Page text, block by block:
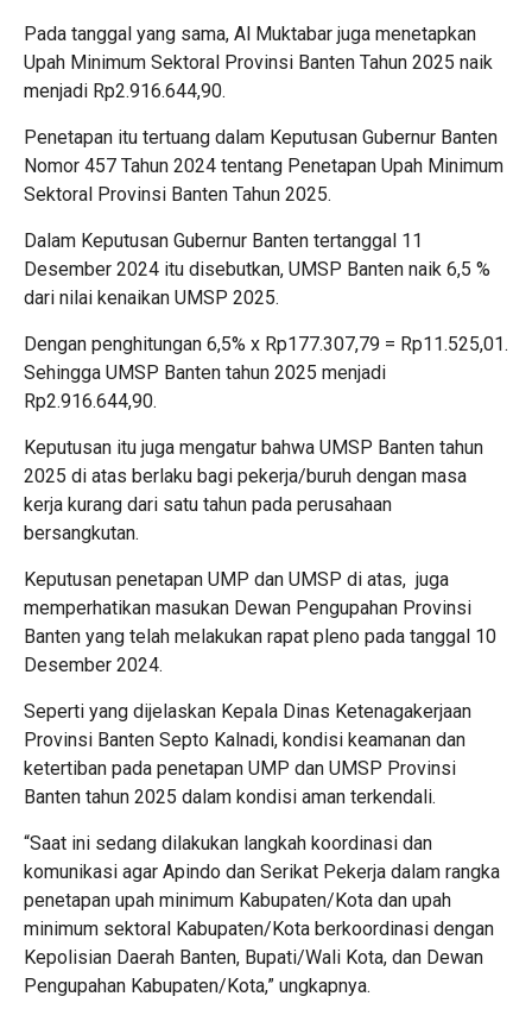
Pada tanggal yang sama, Al Muktabar juga menetapkan
Upah Minimum Sektoral Provinsi Banten Tahun 2025 naik
menjadi Rp2.916.644,90.
Penetapan itu tertuang dalam Keputusan Gubernur Banten
Nomor 457 Tahun 2024 tentang Penetapan Upah Minimum
Sektoral Provinsi Banten Tahun 2025.
Dalam Keputusan Gubernur Banten tertanggal 11
Desember 2024 itu disebutkan, UMSP Banten naik 6,5 %
dari nilai kenaikan UMSP 2025.
Dengan penghitungan 6,5% x Rp177.307,79 = Rp11.525,01.
Sehingga UMSP Banten tahun 2025 menjadi
Rp2.916.644,90.
Keputusan itu juga mengatur bahwa UMSP Banten tahun
2025 di atas berlaku bagi pekerja/buruh dengan masa
kerja kurang dari satu tahun pada perusahaan
bersangkutan.
Keputusan penetapan UMP dan UMSP di atas, juga
memperhatikan masukan Dewan Pengupahan Provinsi
Banten yang telah melakukan rapat pleno pada tanggal 10
Desember 2024.
Seperti yang dijelaskan Kepala Dinas Ketenagakerjaan
Provinsi Banten Septo Kalnadi, ⁠kondisi keamanan dan
ketertiban pada penetapan UMP dan UMSP Provinsi
Banten tahun 2025 dalam kondisi aman terkendali.
“Saat ini sedang dilakukan langkah koordinasi dan
komunikasi agar Apindo dan Serikat Pekerja dalam rangka
penetapan upah minimum Kabupaten/Kota dan upah
minimum sektoral Kabupaten/Kota berkoordinasi dengan
Kepolisian Daerah Banten, Bupati/Wali Kota, dan Dewan
Pengupahan Kabupaten/Kota,” ungkapnya.